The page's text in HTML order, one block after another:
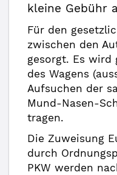
kleine Gebühr
Für den
zwischen den
gesorgt. Es wird
des Wagens
Aufsuchen der
Mund-Nasen-
tragen.
Die Zuweisung
durch
PKW werden